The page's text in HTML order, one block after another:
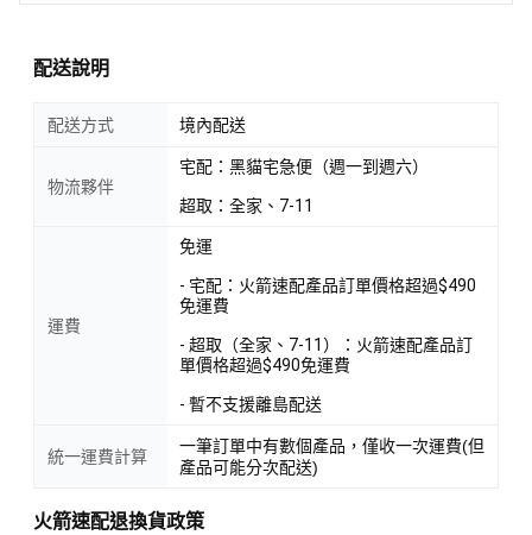
配送說明
配送方式 境內配送
物流夥伴
宅配：黑貓宅急便（週一到週六）
超取：全家、7-11
運費
免運
- 宅配：火箭速配產品訂單價格超過$490
免運費
- 超取（全家、7-11）：火箭速配產品訂
單價格超過$490免運費
- 暫不支援離島配送
統一運費計算
一筆訂單中有數個產品，僅收一次運費(但
產品可能分次配送)
火箭速配退換貨政策